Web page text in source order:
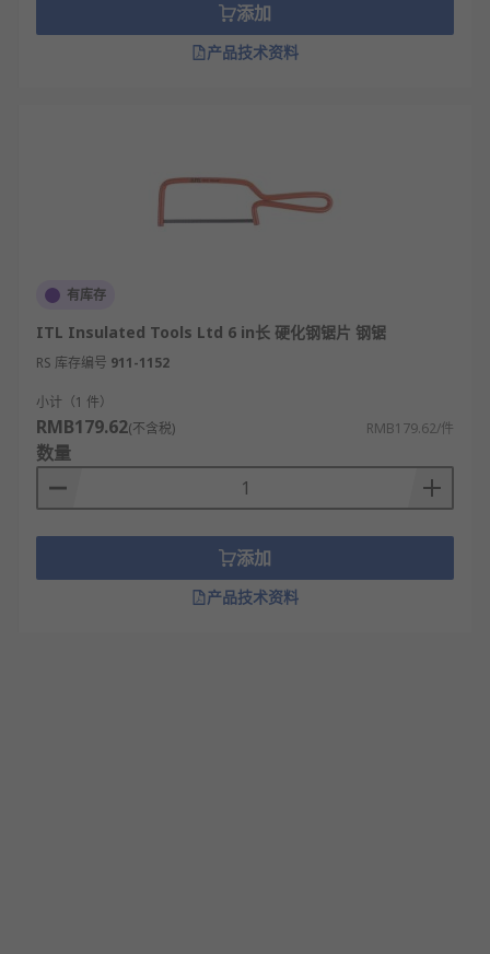
添加
产品技术资料
有库存
ITL Insulated Tools Ltd 6 in长 硬化钢锯片 钢锯
RS 库存编号 911-1152
小计（1 件）
RMB179.62(不含税) RMB179.62/件
数量
添加
产品技术资料